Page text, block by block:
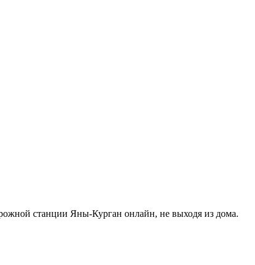
станции Яны-Курган онлайн, не выходя из дома.